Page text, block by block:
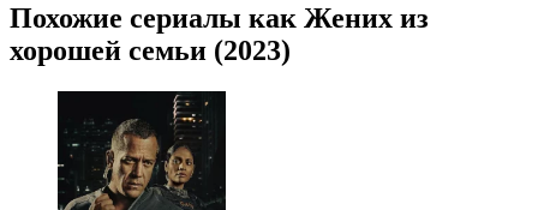
Похожие сериалы как Жених из
хорошей семьи (2023)